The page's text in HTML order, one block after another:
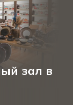
зал в